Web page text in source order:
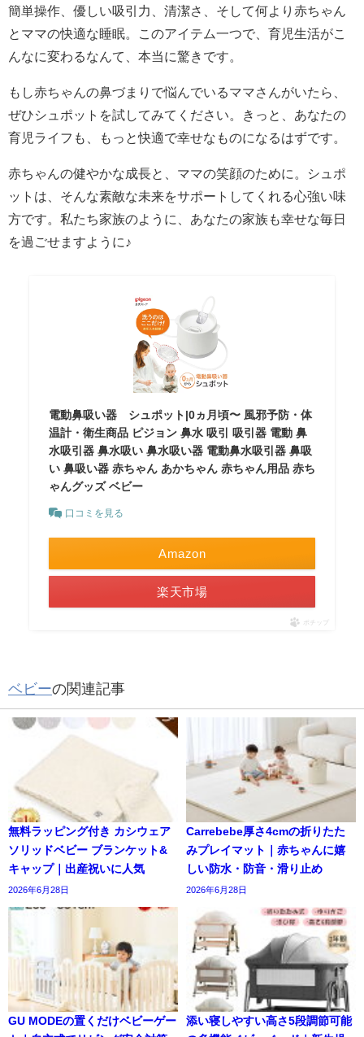
簡単操作、優しい吸引力、清潔さ、そして何より赤ちゃん
とママの快適な睡眠。このアイテム一つで、育児生活がこ
んなに変わるなんて、本当に驚きです。
もし赤ちゃんの鼻づまりで悩んでいるママさんがいたら、
ぜひシュポットを試してみてください。きっと、あなたの
育児ライフも、もっと快適で幸せなものになるはずです。
赤ちゃんの健やかな成長と、ママの笑顔のために。シュポ
ットは、そんな素敵な未来をサポートしてくれる心強い味
方です。私たち家族のように、あなたの家族も幸せな毎日
を過ごせますように♪
電動鼻吸い器 シュポット|0ヵ月頃〜 風邪予防・体
温計・衛生商品 ピジョン 鼻水 吸引 吸引器 電動 鼻
水吸引器 鼻水吸い 鼻水吸い器 電動鼻水吸引器 鼻吸
い 鼻吸い器 赤ちゃん あかちゃん 赤ちゃん用品 赤ち
ゃんグッズ ベビー
口コミを見る
Amazon
楽天市場
ポチップ
ベビーの関連記事
無料ラッピング付き カシウェア
ソリッドベビー ブランケット&
キャップ｜出産祝いに人気
2026年6月28日
Carrebebe厚さ4cmの折りたた
みプレイマット｜赤ちゃんに嬉
しい防水・防音・滑り止め
2026年6月28日
GU MODEの置くだけベビーゲー
添い寝しやすい高さ5段調節可能